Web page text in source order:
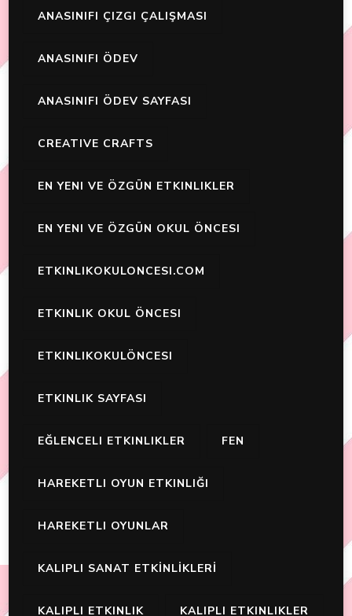
ANASINIFI ÇIZGI ÇALIŞMASI
ANASINIFI ÖDEV
ANASINIFI ÖDEV SAYFASI
CREATIVE CRAFTS
EN YENI VE ÖZGÜN ETKINLIKLER
EN YENI VE ÖZGÜN OKUL ÖNCESI
ETKINLIKOKULONCESI.COM
ETKINLIK OKUL ÖNCESI
ETKINLIKOKULÖNCESI
ETKINLIK SAYFASI
EĞLENCELI ETKINLIKLER FEN
HAREKETLI OYUN ETKINLIĞI
HAREKETLI OYUNLAR
KALIPLI SANAT ETKİNLİKLERİ
KALIPLI ETKINLIK KALIPLI ETKINLIKLER